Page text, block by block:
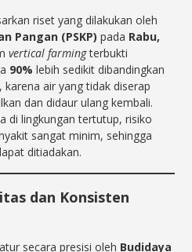
riset yang dilakukan oleh
Pangan (PSKP) pada Rabu,
vertical farmingterbukti
90% lebih sedikit dibandingkan
air yang tidak diserap
dan didaur ulang kembali.
di lingkungan tertutup, risiko
sangat minim, sehingga
ditiadakan.
dan Konsisten
secara presisi oleh Budidaya